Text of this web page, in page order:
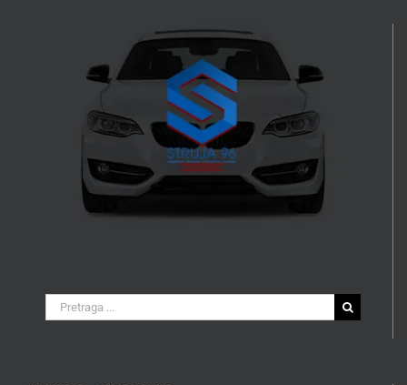
Search
for: